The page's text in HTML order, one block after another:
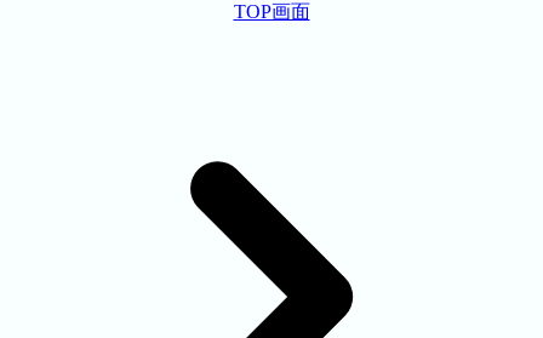
TOP画面